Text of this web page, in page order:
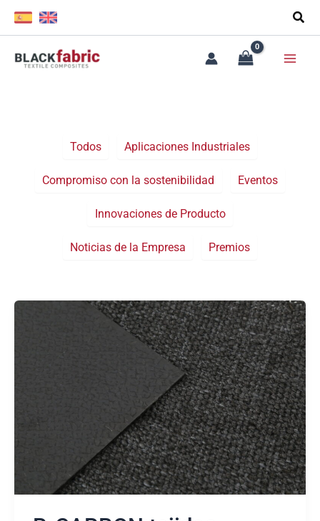
contenido
Filter
posts
by
Todos Aplicaciones Industriales
Compromiso con la sostenibilidad Eventos
Innovaciones de Producto
Noticias de la Empresa Premios
CARBON:tejidos
huella
carbono